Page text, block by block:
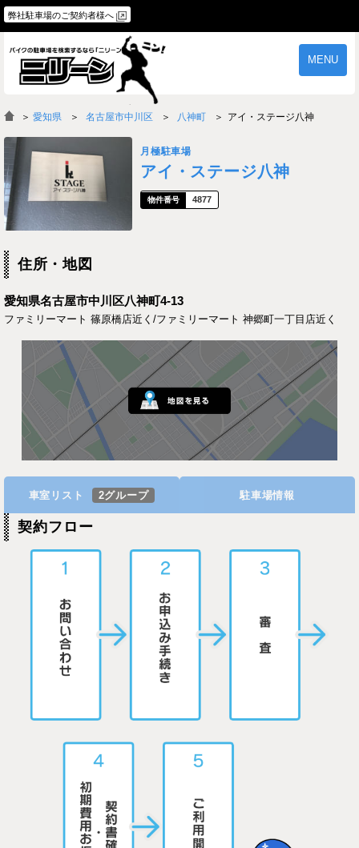
弊社駐車場のご契約者様へ
MENU
物件一覧
＞ 愛知県 名古屋市中川区 八神町 アイ・ステージ八神
月極駐車場
アイ・ステージ八神
4877
住所・地図
愛知県名古屋市中川区八神町4-13
ファミリーマート 篠原橋店近く/ファミリーマート 神郷町一丁目店近く
車室リスト 2グループ 駐車場情報
契約フロー